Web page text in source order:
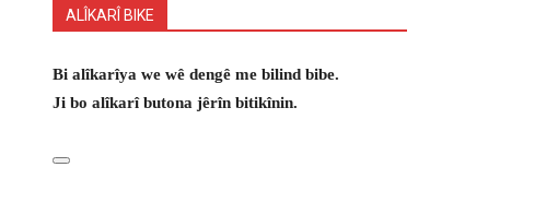
ALÎKARÎ BIKE
Bi alîkarîya we wê dengê me bilind bibe.
Ji bo alîkarî butona jêrîn bitikînin.